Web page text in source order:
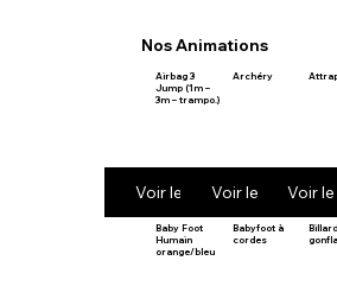
Nos Animations
Airbag 3
Jump (1m –
3m – trampo.)
Voir le produit
Archéry
Voir le produit
Voir
Baby Foot
Humain
orange/bleu
Babyfoot à
cordes